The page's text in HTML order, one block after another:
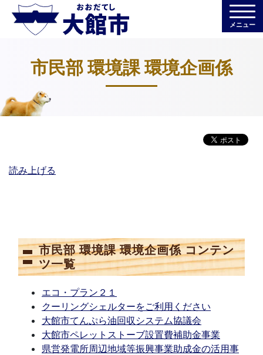
メニュー
市民部 環境課 環境企画係
読み上げる
市民部 環境課 環境企画係 コンテン
ツ一覧
エコ・プラン２１
クーリングシェルターをご利用ください
大館市てんぷら油回収システム協議会
大館市ペレットストーブ設置費補助金事業
県営発電所周辺地域等振興事業助成金の活用事